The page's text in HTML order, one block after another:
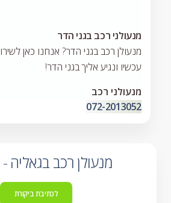
מנעולני רכב בגני הדר
מנעולן רכב בגני הדר? אנחנו כאן
עכשיו ונגיע אליך בגני הדר!
מנעולני רכב
072-2013052
מנעולן רכב בגאליה -
לכתיבת ביקורת